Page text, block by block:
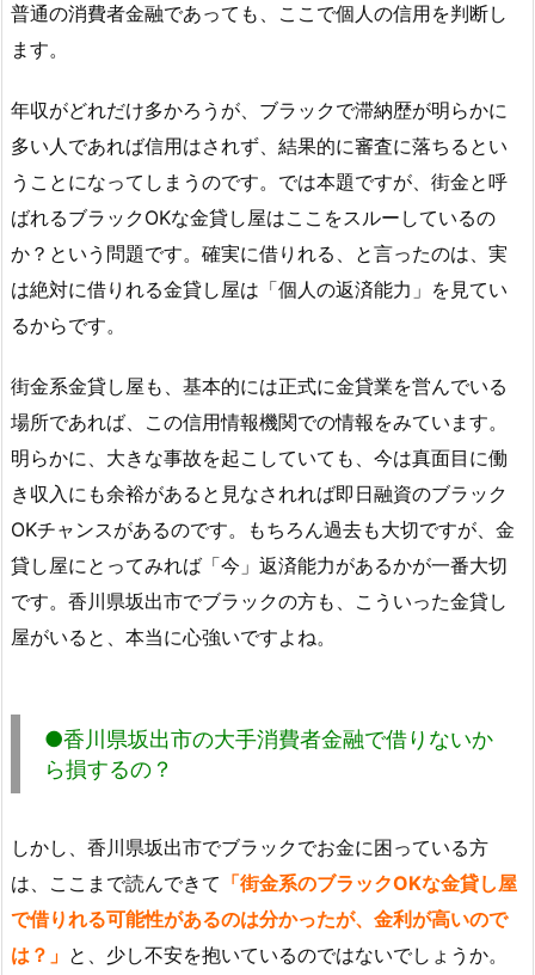
普通の消費者金融であっても、ここで個人の信用を判断し
ます。
年収がどれだけ多かろうが、ブラックで滞納歴が明らかに
多い人であれば信用はされず、結果的に審査に落ちるとい
うことになってしまうのです。では本題ですが、街金と呼
ばれるブラックOKな金貸し屋はここをスルーしているの
か？という問題です。確実に借りれる、と言ったのは、実
は絶対に借りれる金貸し屋は「個人の返済能力」を見てい
るからです。
街金系金貸し屋も、基本的には正式に金貸業を営んでいる
場所であれば、この信用情報機関での情報をみています。
明らかに、大きな事故を起こしていても、今は真面目に働
き収入にも余裕があると見なされれば即日融資のブラック
OKチャンスがあるのです。もちろん過去も大切ですが、金
貸し屋にとってみれば「今」返済能力があるかが一番大切
です。香川県坂出市でブラックの方も、こういった金貸し
屋がいると、本当に心強いですよね。
●香川県坂出市の大手消費者金融で借りないか
ら損するの？
しかし、香川県坂出市でブラックでお金に困っている方
は、ここまで読んできて 「街金系のブラックOKな金貸し屋
で借りれる可能性があるのは分かったが、金利が高いので
は？」 と、少し不安を抱いているのではないでしょうか。